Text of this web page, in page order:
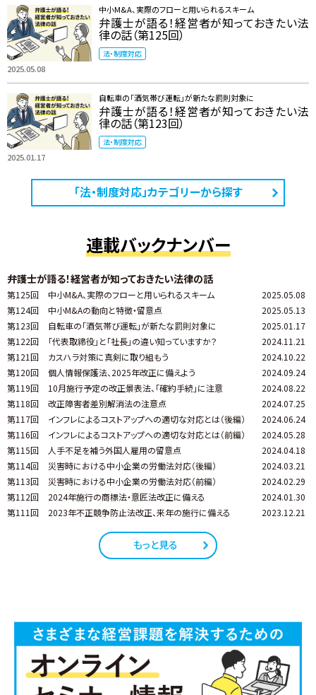
2025.05.08
中小M&A、実際のフローと用いられるスキーム
弁護士が語る！経営者が知っておきたい法
律の話（第125回）
法・制度対応
2025.01.17
自転車の「酒気帯び運転」が新たな罰則対象に
弁護士が語る！経営者が知っておきたい法
律の話（第123回）
法・制度対応
「法・制度対応」カテゴリーから探す
連載バックナンバー
弁護士が語る！経営者が知っておきたい法律の話
第125回 中小M&A、実際のフローと用いられるスキーム
2025.05.08
第124回
中小M&Aの動向と特徴・留意点
2025.05.13
第123回
自転車の「酒気帯び運転」が新たな罰則対象に
2025.01.17
第122回
「代表取締役」と「社長」の違い知っていますか？
2024.11.21
第121回
カスハラ対策に真剣に取り組もう
2024.10.22
第120回
個人情報保護法、2025年改正に備えよう
2024.09.24
第119回
10月施行予定の改正景表法、「確約手続」に注意
2024.08.22
第118回
改正障害者差別解消法の注意点
2024.07.25
第117回
インフレによるコストアップへの適切な対応とは（後編）
2024.06.24
第116回
インフレによるコストアップへの適切な対応とは（前編）
2024.05.28
第115回
人手不足を補う外国人雇用の留意点
2024.04.18
第114回
災害時における中小企業の労働法対応（後編）
2024.03.21
第113回
災害時における中小企業の労働法対応（前編）
2024.02.29
第112回
2024年施行の商標法・意匠法改正に備える
2024.01.30
第111回
2023年不正競争防止法改正、来年の施行に備える 2023.12.21
もっと見る